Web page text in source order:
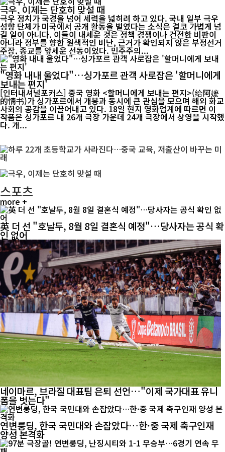
극우, 이제는 단호히 맞설 때
극우 정치가 국경을 넘어 세력을 넓히려 하고 있다. 국내 일부 극우
성향 단체가 미국에서 공개 활동을 벌였다는 소식은 결코 가볍게 넘
길 일이 아니다. 이들이 내세운 것은 정책 경쟁이나 건전한 비판이
아니라 정부를 향한 원색적인 비난, 근거가 확인되지 않은 부정선거
주장, 종교를 앞세운 선동이었다. 민주주의...
"영화 내내 울었다"…싱가포르 관객 사로잡은 '할머니에게
보내는 편지'
[인터내셔널포커스] 중국 영화 <할머니에게 보내는 편지>(给阿嬷
的情书)가 싱가포르에서 개봉과 동시에 큰 관심을 모으며 해외 화교
사회의 공감을 이끌어내고 있다. 18일 현지 영화업계에 따르면 이
작품은 싱가포르 내 26개 극장 가운데 24개 극장에서 상영을 시작했
다. 개...
스포츠
more +
英 더 선 "호날두, 8월 8일 결혼식 예정"…당사자는 공식 확
인 없어
네이마르, 브라질 대표팀 은퇴 선언…"이제 국가대표 유니
폼을 벗는다"
연변룽딩, 한국 국민대와 손잡았다…한·중 국제 축구인재
양성 본격화